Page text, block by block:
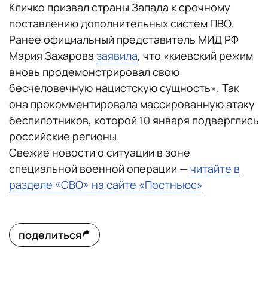
Кличко призвал страны Запада к срочному
поставлению дополнительных систем ПВО.
Ранее официальный представитель МИД РФ
Мария Захарова заявила, что «киевский режим
вновь продемонстрировал свою
бесчеловечную нацистскую сущность». Так
она прокомментировала массированную атаку
беспилотников, которой 10 января подверглись
российские регионы.
Свежие новости о ситуации в зоне
специальной военной операции — читайте в
разделе «СВО» на сайте «Постньюс»
поделиться